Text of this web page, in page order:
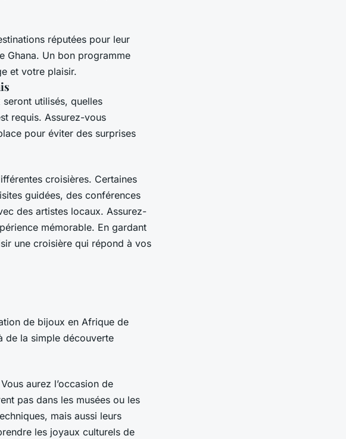
réputées pour leur
Ghana. Un bon programme
et votre plaisir.
utilisés, quelles
requis. Assurez-vous
pour éviter des surprises
croisières. Certaines
guidées, des conférences
des artistes locaux. Assurez-
mémorable. En gardant
une croisière qui répond à vos
de bijoux en Afrique de
de la simple découverte
aurez l’occasion de
pas dans les musées ou les
mais aussi leurs
les joyaux culturels de